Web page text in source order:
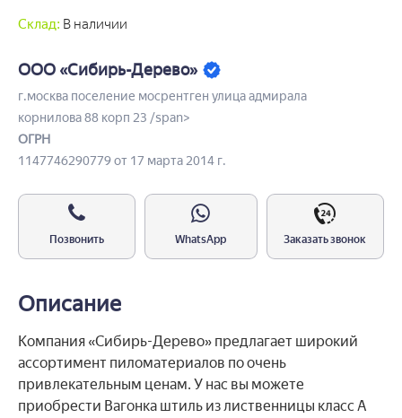
Склад: В наличии
ООО «Сибирь-Дерево»
г.москва поселение мосрентген улица адмирала
корнилова 88 корп 23 /span>
ОГРН
1147746290779 от 17 марта 2014 г.
Позвонить WhatsApp Заказать звонок
Описание
Компания «Сибирь-Дерево» предлагает широкий
ассортимент пиломатериалов по очень
привлекательным ценам. У нас вы можете
приобрести Вагонка штиль из лиственницы класс А